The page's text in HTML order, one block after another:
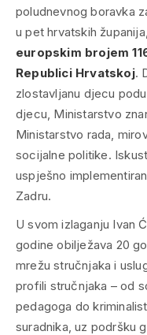
poludnevnog boravka
u pet hrvatskih
europskim brojem
Republici Hrvatskoj.
zlostavljanu djecu
djecu, Ministarstvo
Ministarstvo rada,
socijalne politike.
uspješno
Zadru.
U svom izlaganju Ivan
godine obilježava 20
mrežu stručnjaka i
profili stručnjaka – od
pedagoga do
suradnika, uz podršku